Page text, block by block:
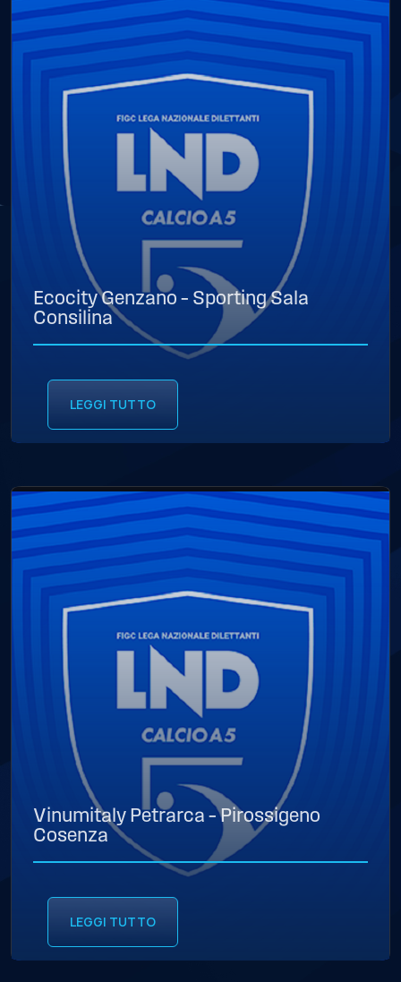
Ecocity Genzano – Sporting Sala
Consilina
LEGGI TUTTO
Vinumitaly Petrarca – Pirossigeno
Cosenza
LEGGI TUTTO